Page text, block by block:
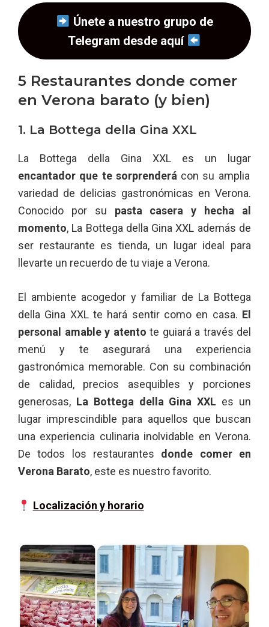
Únete a nuestro grupo de
Telegram desde aquí
5 Restaurantes donde comer
en Verona barato (y bien)
1. La Bottega della Gina XXL
La Bottega della Gina XXL es un lugar
encantador que te sorprenderácon su amplia
variedad de delicias gastronómicas en Verona.
Conocido por su pasta casera y hecha al
momento, La Bottega della Gina XXL además de
ser restaurante es tienda, un lugar ideal para
llevarte un recuerdo de tu viaje a Verona.
El ambiente acogedor y familiar de La Bottega
della Gina XXL te hará sentir como en casa. El
personal amable y atento te guiará a través del
menú y te asegurará una experiencia
gastronómica memorable. Con su combinación
de calidad, precios asequibles y porciones
generosas, La Bottega della Gina XXL es un
lugar imprescindible para aquellos que buscan
una experiencia culinaria inolvidable en Verona.
De todos los restaurantes donde comer en
Verona Barato, este es nuestro favorito.
Localización y horario